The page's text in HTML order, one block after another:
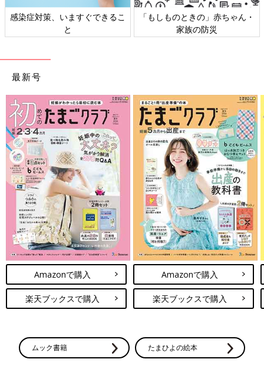
セリア、キャンドゥ…「子どもが片づけ
やすい」「時短になる」ラベリング収納
4選
り、おしゃれなラベリングのアイデアをご紹介
します。
ました。どれもかわいすぎる！とまとめ買いしてしまう人も多い
ようです。人気のデザインはすぐに売り切れてしまうみたいなの
で、早めにチェックしてみてくださいね♪
(文：mayu)
※記事内の価格はすべて税込み、2022年9月時点のものです。
※記事内容でご紹介している投稿、リンク先は、削除される場合
があります。あらかじめご了承ください。
※記事の内容は記載当時の情報であり、現在と異なる場合があり
ます。
感染症対策、いますぐできるこ
と
「もしものときの」赤ちゃん・
家族の防災
最新号
Amazonで購入
楽天ブックスで購入
Amazonで購入
楽天ブックスで購入
ムック書籍 たまひよの絵本